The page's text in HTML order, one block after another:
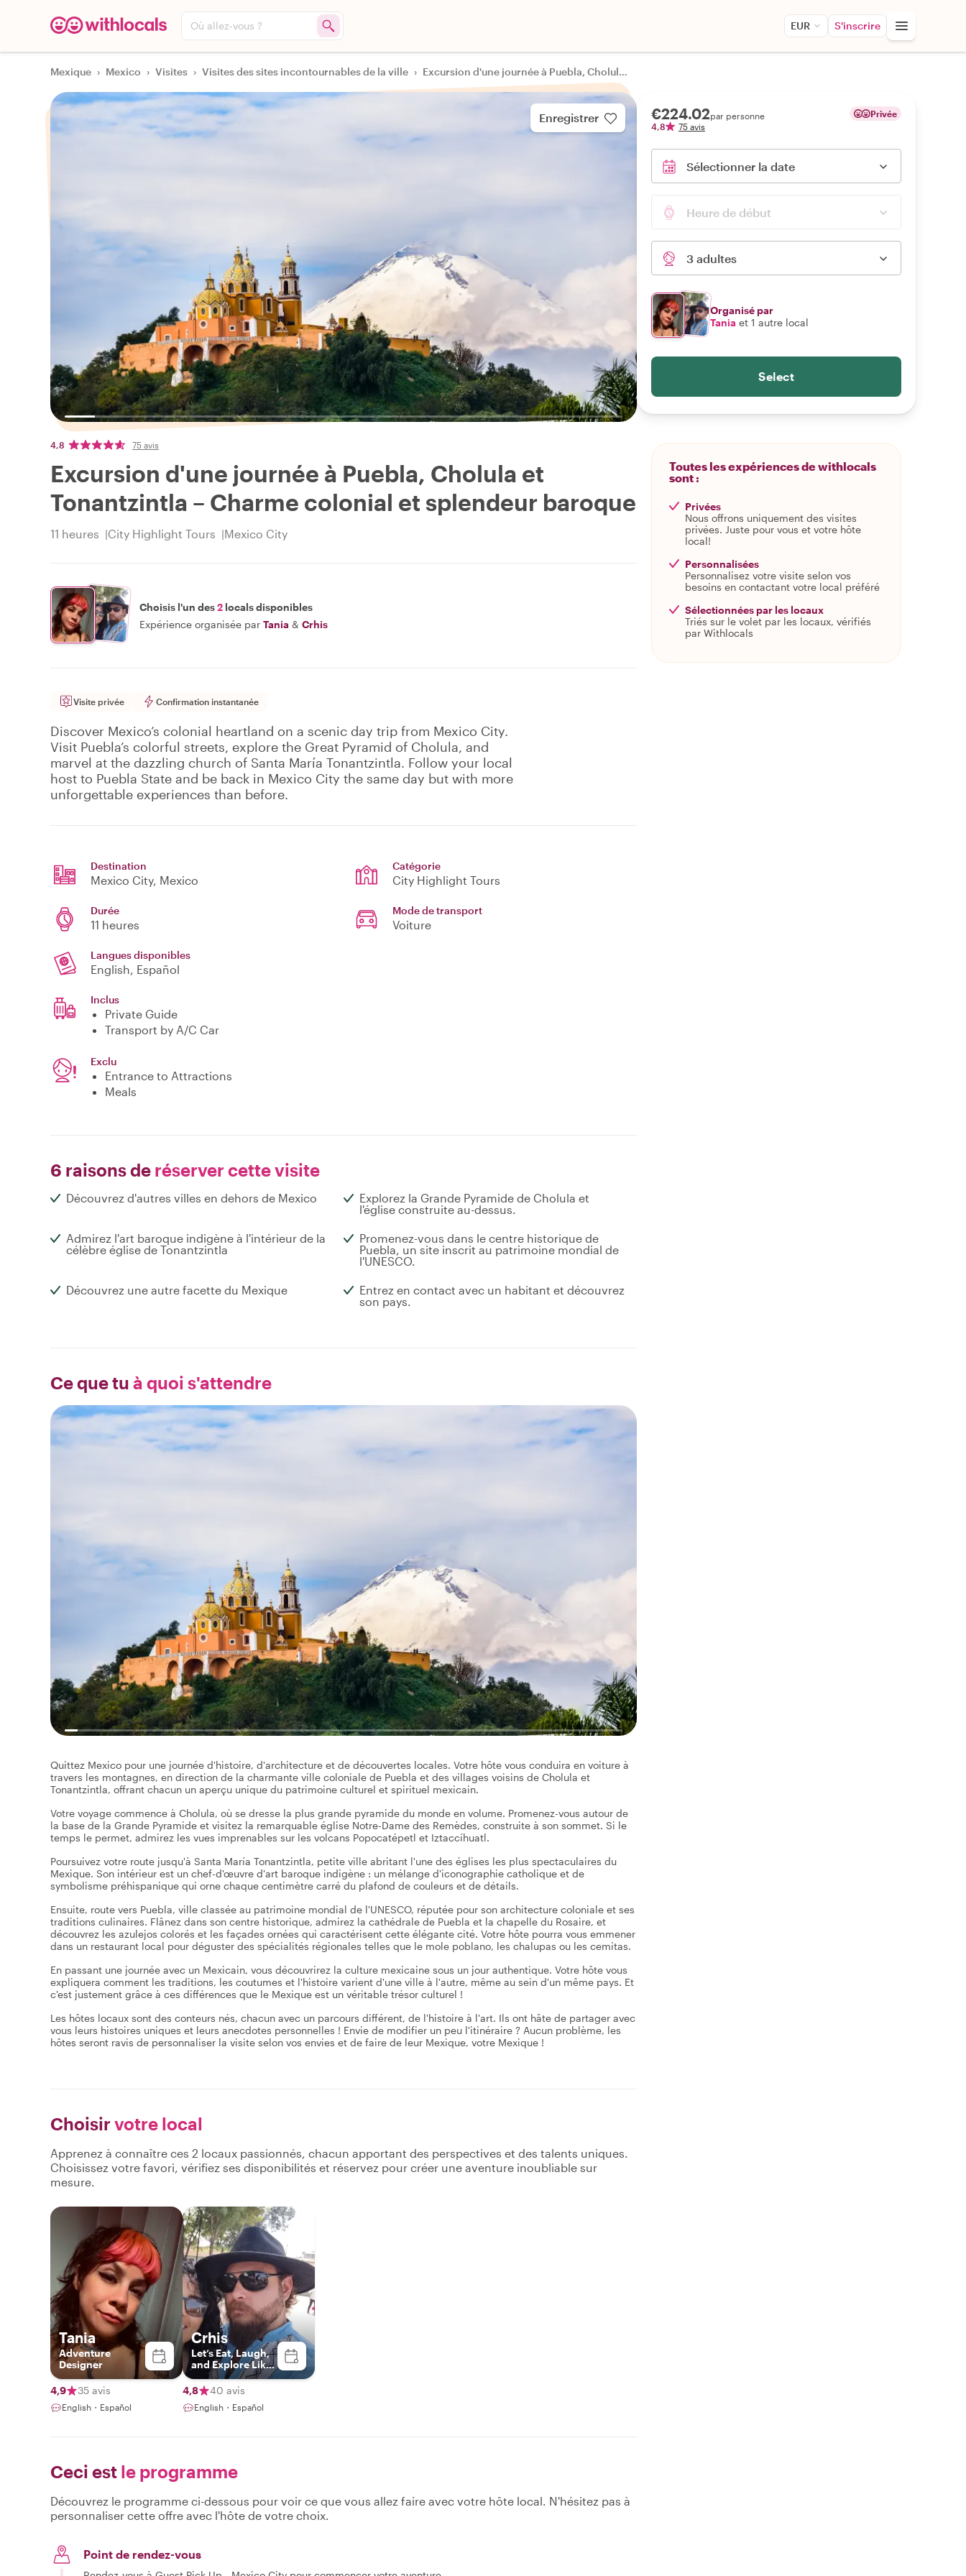
Où allez-vous ? EUR S'inscrire
Mexique › Mexico › Visites › Visites des sites incontournables de la ville › Excursion d'une journée à Puebla, Cholula et Tonantzintla – Charme colonial et splendeur baroque
Enregistrer
4,8 75 avis
Excursion d'une journée à Puebla, Cholula et
Tonantzintla – Charme colonial et splendeur baroque
11 heures City Highlight Tours Mexico City
Choisis l'un des2 locals disponibles
Expérience organisée par Tania & Crhis
Visite privée Confirmation instantanée
Discover Mexico’s colonial heartland on a scenic day trip from Mexico City.
Visit Puebla’s colorful streets, explore the Great Pyramid of Cholula, and
marvel at the dazzling church of Santa María Tonantzintla. Follow your local
host to Puebla State and be back in Mexico City the same day but with more
unforgettable experiences than before.
Destination
Mexico City, Mexico
Catégorie
City Highlight Tours
Durée
11 heures
Mode de transport
Voiture
Langues disponibles
English, Español
Inclus
Private Guide
Transport by A/C Car
Exclu
Entrance to Attractions
Meals
6 raisons de réserver cette visite
Découvrez d'autres villes en dehors de Mexico
Explorez la Grande Pyramide de Cholula et
l'église construite au-dessus.
Admirez l'art baroque indigène à l'intérieur de la
célèbre église de Tonantzintla
Promenez-vous dans le centre historique de
Puebla, un site inscrit au patrimoine mondial de
l'UNESCO.
Découvrez une autre facette du Mexique
Entrez en contact avec un habitant et découvrez
son pays.
Ce que tu à quoi s'attendre
Quittez Mexico pour une journée d'histoire, d'architecture et de découvertes locales. Votre hôte vous conduira en voiture à
travers les montagnes, en direction de la charmante ville coloniale de Puebla et des villages voisins de Cholula et
Tonantzintla, offrant chacun un aperçu unique du patrimoine culturel et spirituel mexicain.
Votre voyage commence à Cholula, où se dresse la plus grande pyramide du monde en volume. Promenez-vous autour de
la base de la Grande Pyramide et visitez la remarquable église Notre-Dame des Remèdes, construite à son sommet. Si le
temps le permet, admirez les vues imprenables sur les volcans Popocatépetl et Iztaccíhuatl.
Poursuivez votre route jusqu'à Santa María Tonantzintla, petite ville abritant l'une des églises les plus spectaculaires du
Mexique. Son intérieur est un chef-d'œuvre d'art baroque indigène : un mélange d'iconographie catholique et de
symbolisme préhispanique qui orne chaque centimètre carré du plafond de couleurs et de détails.
Ensuite, route vers Puebla, ville classée au patrimoine mondial de l'UNESCO, réputée pour son architecture coloniale et ses
traditions culinaires. Flânez dans son centre historique, admirez la cathédrale de Puebla et la chapelle du Rosaire, et
découvrez les azulejos colorés et les façades ornées qui caractérisent cette élégante cité. Votre hôte pourra vous emmener
dans un restaurant local pour déguster des spécialités régionales telles que le mole poblano, les chalupas ou les cemitas.
En passant une journée avec un Mexicain, vous découvrirez la culture mexicaine sous un jour authentique. Votre hôte vous
expliquera comment les traditions, les coutumes et l'histoire varient d'une ville à l'autre, même au sein d'un même pays. Et
c'est justement grâce à ces différences que le Mexique est un véritable trésor culturel !
Les hôtes locaux sont des conteurs nés, chacun avec un parcours différent, de l'histoire à l'art. Ils ont hâte de partager avec
vous leurs histoires uniques et leurs anecdotes personnelles ! Envie de modifier un peu l'itinéraire ? Aucun problème, les
hôtes seront ravis de personnaliser la visite selon vos envies et de faire de leur Mexique, votre Mexique !
Choisir votre local
Apprenez à connaître ces 2 locaux passionnés, chacun apportant des perspectives et des talents uniques.
Choisissez votre favori, vérifiez ses disponibilités et réservez pour créer une aventure inoubliable sur
mesure.
Tania
Adventure
Designer
4,9 35 avis
English・Español
Crhis
Let’s Eat, Laugh,
and Explore Like
Locals
4,8
40 avis
English・Español
Ceci est le programme
Découvrez le programme ci-dessous pour voir ce que vous allez faire avec votre hôte local. N'hésitez pas à
personnaliser cette offre avec l'hôte de votre choix.
Point de rendez-vous
€224.02par personne
4,8
75 avis
Privée
Sélectionner la date
Heure de début
3 adultes
Organisé par
Tania et 1 autre local
Select
Toutes les expériences de withlocals
sont :
Privées
Nous offrons uniquement des visites
privées. Juste pour vous et votre hôte
local!
Personnalisées
Personnalisez votre visite selon vos
besoins en contactant votre local préféré
Sélectionnées par les locaux
Triés sur le volet par les locaux, vérifiés
par Withlocals